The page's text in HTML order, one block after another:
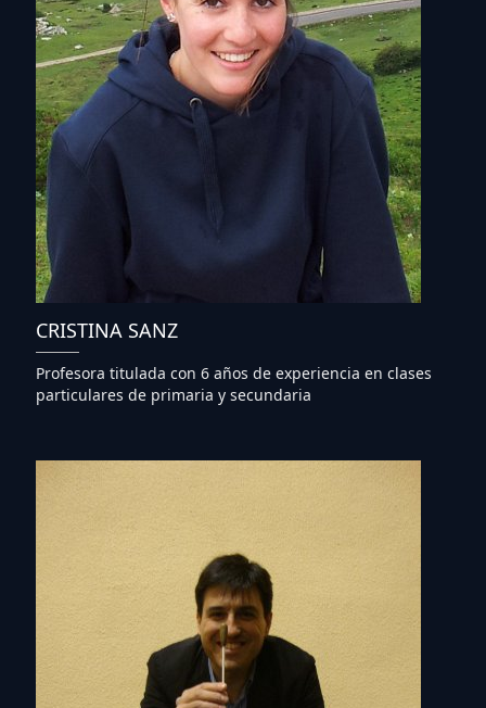
CRISTINA SANZ
Profesora titulada con 6 años de experiencia en clases
particulares de primaria y secundaria